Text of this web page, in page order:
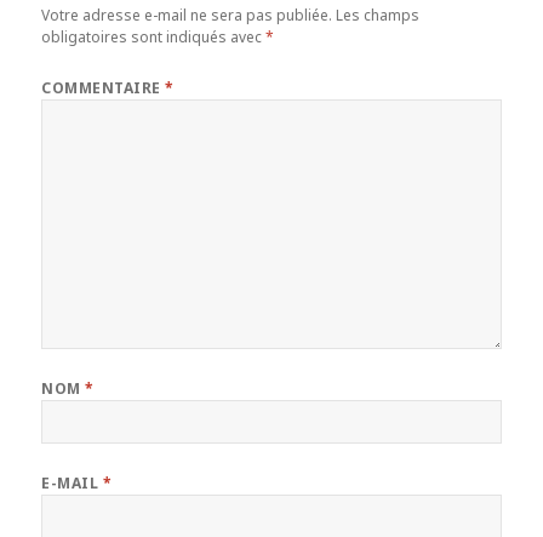
Votre adresse e-mail ne sera pas publiée. Les champs
obligatoires sont indiqués avec*
COMMENTAIRE*
NOM*
E-MAIL *